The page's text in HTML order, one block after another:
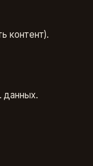
контент).
данных.